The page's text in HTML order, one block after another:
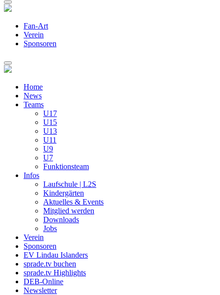
Fan-Art
Verein
Sponsoren
Home
News
Teams
U17
U15
U13
U11
U9
U7
Funktionsteam
Infos
Laufschule | L2S
Kindergärten
Aktuelles & Events
Mitglied werden
Downloads
Jobs
Verein
Sponsoren
EV Lindau Islanders
sprade.tv buchen
sprade.tv Highlights
DEB-Online
Newsletter